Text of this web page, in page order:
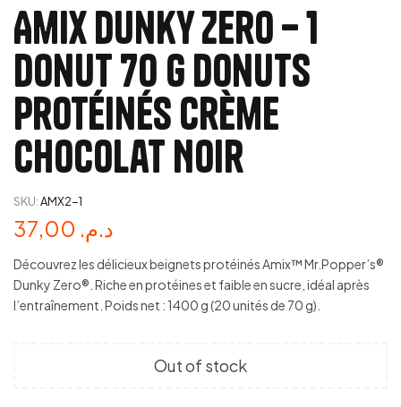
Amix Dunky Zero – 1
Donut 70 g Donuts
Protéinés Crème
Chocolat Noir
SKU:AMX2-1
د.م.
Découvrez les délicieux beignets protéinés Amix™ Mr.Popper’s®
Dunky Zero®. Riche en protéines et faible en sucre, idéal après
l’entraînement. Poids net : 1400 g (20 unités de 70 g).
Out of stock